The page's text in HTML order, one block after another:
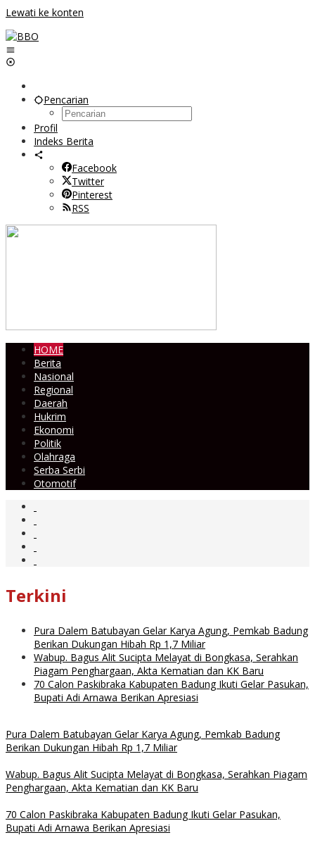
Lewati ke konten
Pencarian
Profil
Indeks Berita
Facebook
Twitter
Pinterest
RSS
HOME
Berita
Nasional
Regional
Daerah
Hukrim
Ekonomi
Politik
Olahraga
Serba Serbi
Otomotif
Terkini
Pura Dalem Batubayan Gelar Karya Agung, Pemkab Badung
Berikan Dukungan Hibah Rp 1,7 Miliar
Wabup. Bagus Alit Sucipta Melayat di Bongkasa, Serahkan
Piagam Penghargaan, Akta Kematian dan KK Baru
70 Calon Paskibraka Kabupaten Badung Ikuti Gelar Pasukan,
Bupati Adi Arnawa Berikan Apresiasi
Pura Dalem Batubayan Gelar Karya Agung, Pemkab Badung
Berikan Dukungan Hibah Rp 1,7 Miliar
Wabup. Bagus Alit Sucipta Melayat di Bongkasa, Serahkan Piagam
Penghargaan, Akta Kematian dan KK Baru
70 Calon Paskibraka Kabupaten Badung Ikuti Gelar Pasukan,
Bupati Adi Arnawa Berikan Apresiasi